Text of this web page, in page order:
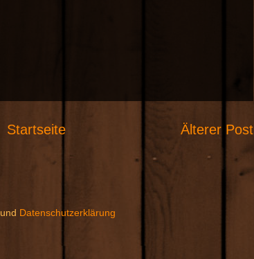
Älterer Post
Startseite
und Datenschutzerklärung